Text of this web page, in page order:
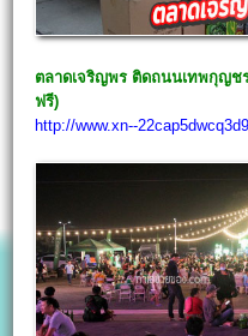
ตลาดเจริญพร ติดถนนเทพกุญช
ฟรี)
http://www.xn--